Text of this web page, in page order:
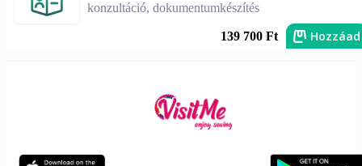
konzultáció, dokumentumkészítés
139 700 Ft Hozzáad